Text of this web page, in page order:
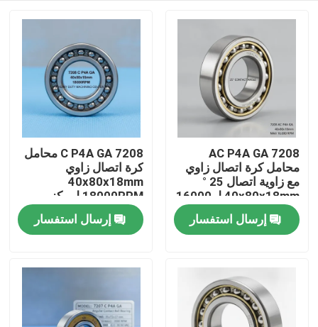
مسكن
معلومات عنا
7208 AC P4A GA
محامل كرة اتصال زاوي
مع زاوية اتصال 25 °
40x80x18mm لـ 16000
RPM CNC Spindles
إرسال استفسار
7208 C P4A GA محامل
كرة اتصال زاوي
40x80x18mm
18000RPM لمركز
التصنيع الثقيل
إرسال استفسار